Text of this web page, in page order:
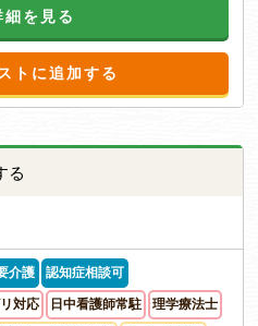
細を見る
トに追加する
る
介護 認知症相談可
対応 日中看護師常駐 理学療法士